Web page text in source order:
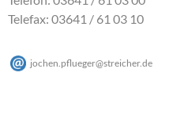
Telefax: 03641 / 61 03 10
jochen.pflueger@streicher.de